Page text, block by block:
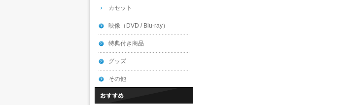
カセット
映像（DVD / Blu-ray）
特典付き商品
グッズ
その他